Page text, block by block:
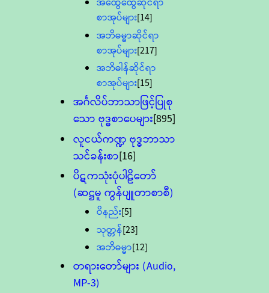
စာအုပ်များ[14]
အဘိဓမ္မာဆိုင်ရာ
စာအုပ်များ[217]
အဘိဓါန်ဆိုင်ရာ
စာအုပ်များ[15]
အင်္ဂလိပ်ဘာသာဖြင့်ပြုစု
သော ဗုဒ္ဓစာပေများ[895]
လူငယ်ကဏ္ဍ ဗုဒ္ဓဘာသာ
သင်ခန်းစာ[16]
ပိဋကသုံးပုံပါဠိတော်
(ဆဋ္ဌမူ ကွန်ပျူတာစာစီ)
ဝိနည်း[5]
သုတ္တန်[23]
အဘိဓမ္မာ[12]
တရားတော်များ (Audio,
MP-3)